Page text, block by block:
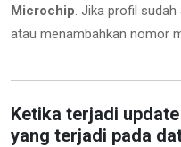
Microchip. Jika profil sudah
atau menambahkan nomor
Ketika terjadi
yang terjadi pada